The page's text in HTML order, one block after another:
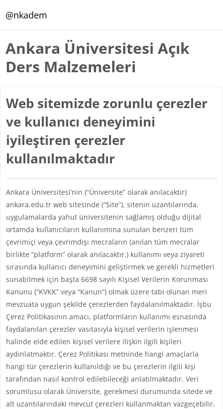
@nkadem
Ankara Üniversitesi Açık
Ders Malzemeleri
Web sitemizde zorunlu çerezler
ve kullanıcı deneyimini
iyileştiren çerezler
kullanılmaktadır
Ankara Üniversitesi’nin (“Üniversite” olarak anılacaktır)
ankara.edu.tr web sitesinde (“Site”), sitenin uzantılarında,
uygulamalarda yahut üniversitenin sağlamış olduğu dijital
ortamda kullanıcıların kullanımına sunulan benzeri tüm
çevrimiçi veya çevrimdışı mecraların (anılan tüm mecralar
birlikte “platform” olarak anılacaktır.) kullanımı veya ziyareti
sırasında kullanıcı deneyimini geliştirmek ve gerekli hizmetleri
sunabilmek için başta 6698 sayılı Kişisel Verilerin Korunması
Kanunu (“KVKK” veya “Kanun”) olmak üzere tabi olunan meri
mevzuata uygun şekilde çerezlerden faydalanılmaktadır. İşbu
Çerez Politikasının amacı, platformların kullanımı esnasında
faydalanılan çerezler vasıtasıyla kişisel verilerin işlenmesi
halinde elde edilen kişisel verilere ilişkin ilgili kişileri
aydınlatmaktır. Çerez Politikası metninde hangi amaçlarla
hangi tür çerezlerin kullanıldığı ve bu çerezlerin ilgili kişi
tarafından nasıl kontrol edilebileceği anlatılmaktadır. Veri
sorumlusu olarak Üniversite, gerekmesi durumunda sitede ve
alt uzantılarındaki mevcut çerezleri kullanmaktan vazgeçebilir,